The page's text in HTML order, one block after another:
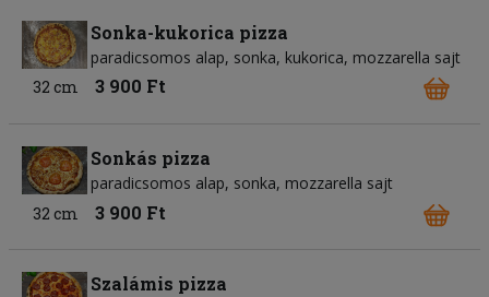
Sonka-kukorica pizza
paradicsomos alap sonka kukorica mozzarella sajt
32 cm
3 900 Ft
Sonkás pizza
paradicsomos alap sonka mozzarella sajt
32 cm
3 900 Ft
Szalámis pizza